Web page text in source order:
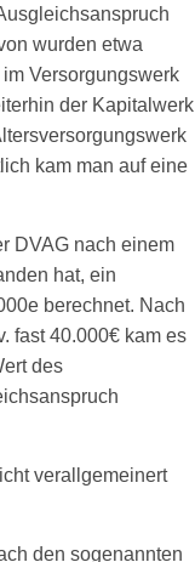
wurden etwa
Versorgungswerk
der Kapitalwerk
kam man auf eine
DVAG nach einem
hat, ein
berechnet. Nach
fast 40.000€ kam es
des
verallgemeinert
den sogenannten